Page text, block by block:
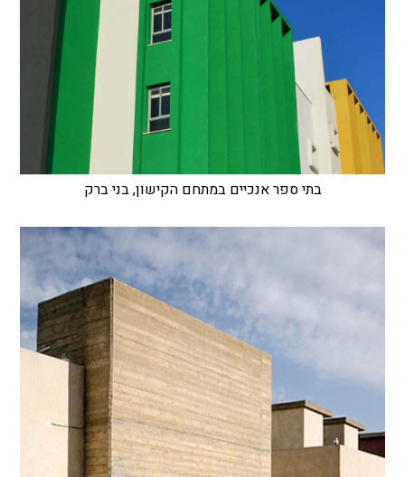
בתי ספר אנכיים במתחם הקישון, בני ברק